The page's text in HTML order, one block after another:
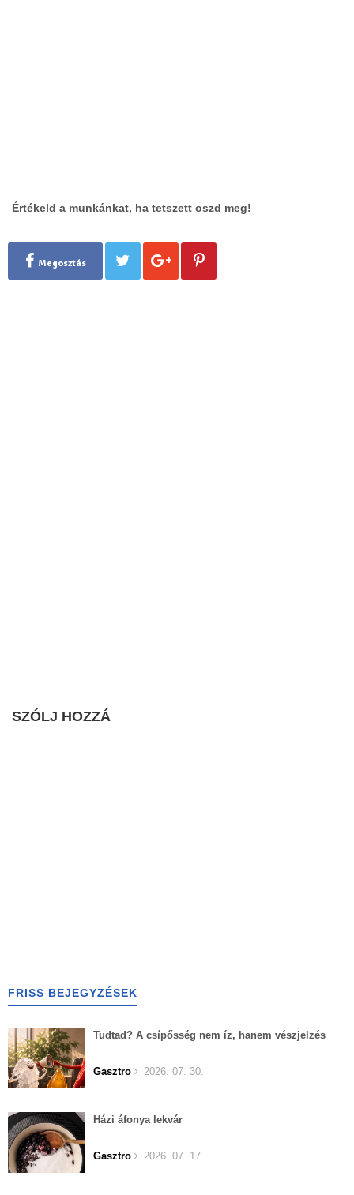
Értékeld a munkánkat, ha tetszett oszd meg!
Megosztás
SZÓLJ HOZZÁ
FRISS BEJEGYZÉSEK
Tudtad? A csípősség nem íz, hanem vészjelzés
Gasztro 2026. 07. 30.
Házi áfonya lekvár
Gasztro 2026. 07. 17.